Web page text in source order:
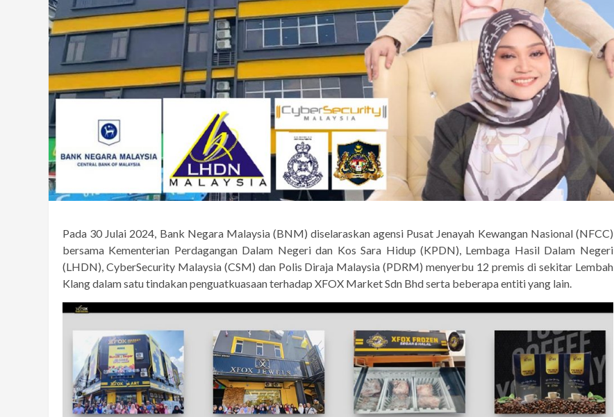
Pada 30 Julai 2024, Bank Negara Malaysia (BNM) diselaraskan agensi Pusat Jenayah Kewangan Nasional (NFCC)
bersama Kementerian Perdagangan Dalam Negeri dan Kos Sara Hidup (KPDN), Lembaga Hasil Dalam Negeri
(LHDN), CyberSecurity Malaysia (CSM) dan Polis Diraja Malaysia (PDRM) menyerbu 12 premis di sekitar Lembah
Klang dalam satu tindakan penguatkuasaan terhadap XFOX Market Sdn Bhd serta beberapa entiti yang lain.